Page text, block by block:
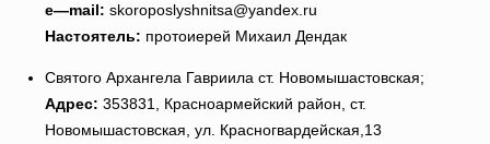
e—mail: skoroposlyshnitsa@yandex.ru
Настоятель: протоиерей Михаил Дендак
Святого Архангела Гавриила ст. Новомышастовская;
Адрес: 353831, Красноармейский район, ст.
Новомышастовская, ул. Красногвардейская,13